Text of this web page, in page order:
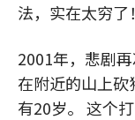
法，实在太穷了
2001年，悲剧
在附近的山上
有20岁。 这个